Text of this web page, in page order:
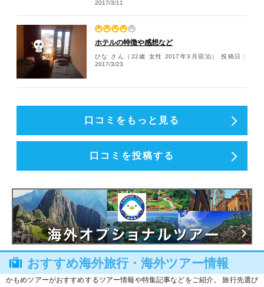
2017/3/11
ホテルの特徴や感想など
ひな さん（22歳 女性 2017年3月宿泊）
投稿日：
2017/3/23
口コミをもっと見る
口コミを投稿する
おすすめ海外旅行・海外ツアー情報
かもめツアーがおすすめするツアー情報や特集記事などをご紹介。 旅行先選び